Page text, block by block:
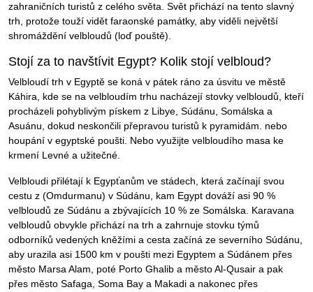
zahraničních turistů z celého světa. Svět přichází na tento slavný
trh, protože touží vidět faraonské památky, aby viděli největší
shromáždění velbloudů (loď pouště).
Stojí za to navštívit Egypt? Kolik stojí velbloud?
Velbloudí trh v Egyptě se koná v pátek ráno za úsvitu ve městě
Káhira, kde se na velbloudím trhu nacházejí stovky velbloudů, kteří
procházeli pohyblivým pískem z Libye, Súdánu, Somálska a
Asuánu, dokud neskončili přepravou turistů k pyramidám. nebo
houpání v egyptské poušti. Nebo využijte velbloudího masa ke
krmení Levné a užitečné.
Velbloudi přilétají k Egypťanům ve stádech, která začínají svou
cestu z (Omdurmanu) v Súdánu, kam Egypt dováží asi 90 %
velbloudů ze Súdánu a zbývajících 10 % ze Somálska. Karavana
velbloudů obvykle přichází na trh a zahrnuje stovku týmů
odborníků vedených kněžími a cesta začíná ze severního Súdánu,
aby urazila asi 1500 km v poušti mezi Egyptem a Súdánem přes
město Marsa Alam, poté Porto Ghalib a město Al-Qusair a pak
přes město Safaga, Soma Bay a Makadi a nakonec přes